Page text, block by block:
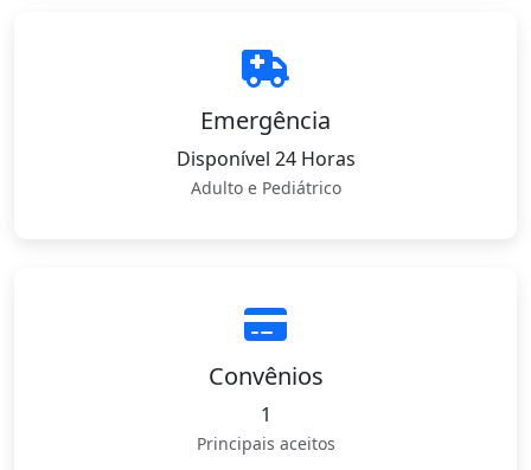
Emergência
Disponível 24 Horas
Adulto e Pediátrico
Convênios
1
Principais aceitos